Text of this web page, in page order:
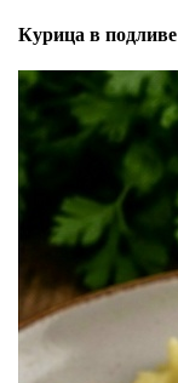
Курица в подливе